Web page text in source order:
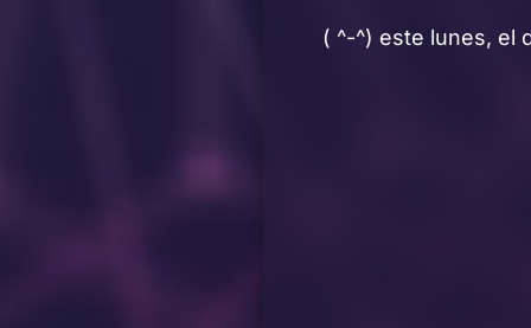
( ^-^) este lunes, el